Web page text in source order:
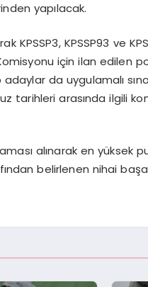
yapılacak.
KPSSP3, KPSSP93 ve
için ilan edilen
da uygulamalı
tarihleri arasında ilgili
alınarak en yüksek
belirlenen nihai